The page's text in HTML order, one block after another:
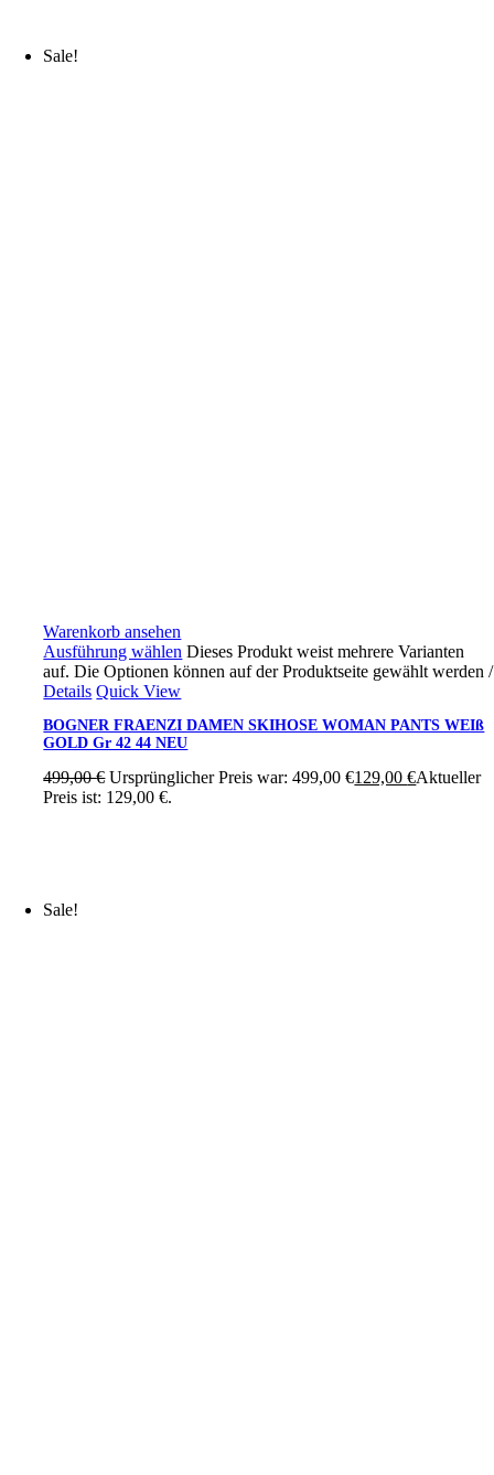
Sale!
Warenkorb ansehen
Ausführung wählen Dieses Produkt weist mehrere Varianten
auf. Die Optionen können auf der Produktseite gewählt werden/
Details Quick View
BOGNER FRAENZI DAMEN SKIHOSE WOMAN PANTS WEIß
GOLD Gr 42 44 NEU
499,00€ Ursprünglicher Preis war: 499,00 €129,00€Aktueller
Preis ist: 129,00 €.
Sale!